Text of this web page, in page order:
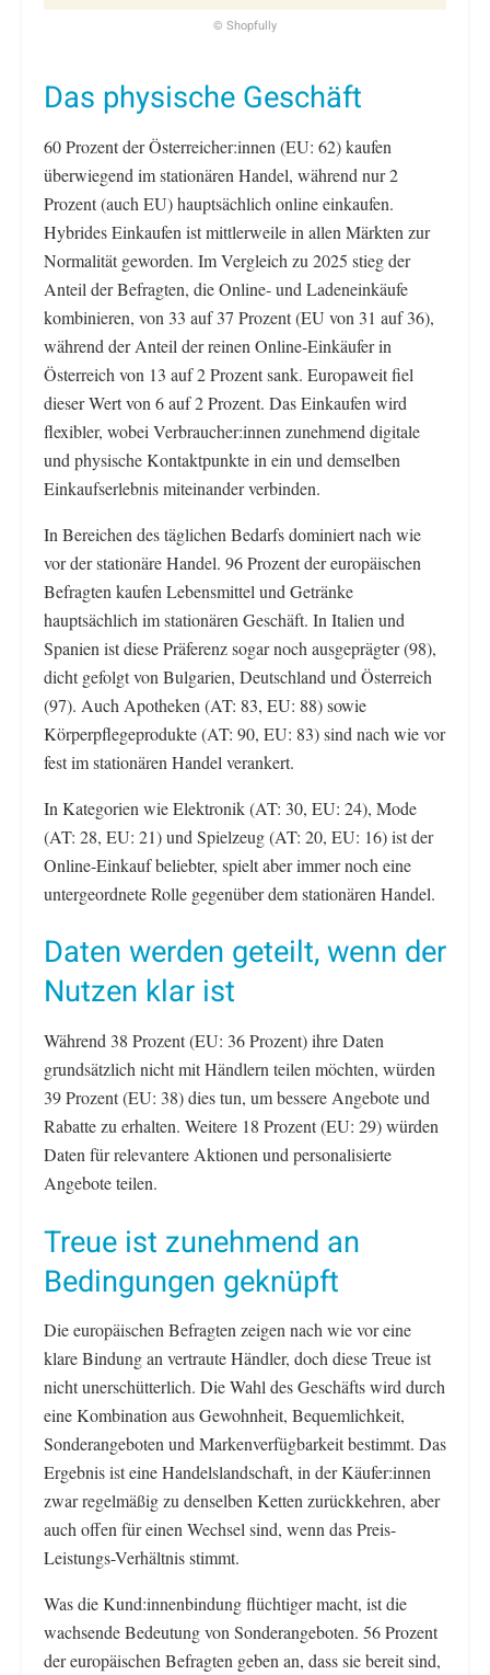
© Shopfully
Das physische Geschäft
60 Prozent der Österreicher:innen (EU: 62) kaufen
überwiegend im stationären Handel, während nur 2
Prozent (auch EU) hauptsächlich online einkaufen.
Hybrides Einkaufen ist mittlerweile in allen Märkten zur
Normalität geworden. Im Vergleich zu 2025 stieg der
Anteil der Befragten, die Online- und Ladeneinkäufe
kombinieren, von 33 auf 37 Prozent (EU von 31 auf 36),
während der Anteil der reinen Online-Einkäufer in
Österreich von 13 auf 2 Prozent sank. Europaweit fiel
dieser Wert von 6 auf 2 Prozent. Das Einkaufen wird
flexibler, wobei Verbraucher:innen zunehmend digitale
und physische Kontaktpunkte in ein und demselben
Einkaufserlebnis miteinander verbinden.
In Bereichen des täglichen Bedarfs dominiert nach wie
vor der stationäre Handel. 96 Prozent der europäischen
Befragten kaufen Lebensmittel und Getränke
hauptsächlich im stationären Geschäft. In Italien und
Spanien ist diese Präferenz sogar noch ausgeprägter (98),
dicht gefolgt von Bulgarien, Deutschland und Österreich
(97). Auch Apotheken (AT: 83, EU: 88) sowie
Körperpflegeprodukte (AT: 90, EU: 83) sind nach wie vor
fest im stationären Handel verankert.
In Kategorien wie Elektronik (AT: 30, EU: 24), Mode
(AT: 28, EU: 21) und Spielzeug (AT: 20, EU: 16) ist der
Online-Einkauf beliebter, spielt aber immer noch eine
untergeordnete Rolle gegenüber dem stationären Handel.
Daten werden geteilt, wenn der
Nutzen klar ist
Während 38 Prozent (EU: 36 Prozent) ihre Daten
grundsätzlich nicht mit Händlern teilen möchten, würden
39 Prozent (EU: 38) dies tun, um bessere Angebote und
Rabatte zu erhalten. Weitere 18 Prozent (EU: 29) würden
Daten für relevantere Aktionen und personalisierte
Angebote teilen.
Treue ist zunehmend an
Bedingungen geknüpft
Die europäischen Befragten zeigen nach wie vor eine
klare Bindung an vertraute Händler, doch diese Treue ist
nicht unerschütterlich. Die Wahl des Geschäfts wird durch
eine Kombination aus Gewohnheit, Bequemlichkeit,
Sonderangeboten und Markenverfügbarkeit bestimmt. Das
Ergebnis ist eine Handelslandschaft, in der Käufer:innen
zwar regelmäßig zu denselben Ketten zurückkehren, aber
auch offen für einen Wechsel sind, wenn das Preis-
Leistungs-Verhältnis stimmt.
Was die Kund:innenbindung flüchtiger macht, ist die
wachsende Bedeutung von Sonderangeboten. 56 Prozent
der europäischen Befragten geben an, dass sie bereit sind,